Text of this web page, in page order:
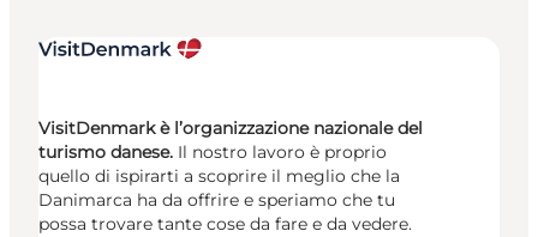
VisitDenmark è l’organizzazione nazionale del
turismo danese. Il nostro lavoro è proprio
quello di ispirarti a scoprire il meglio che la
Danimarca ha da offrire e speriamo che tu
possa trovare tante cose da fare e da vedere.